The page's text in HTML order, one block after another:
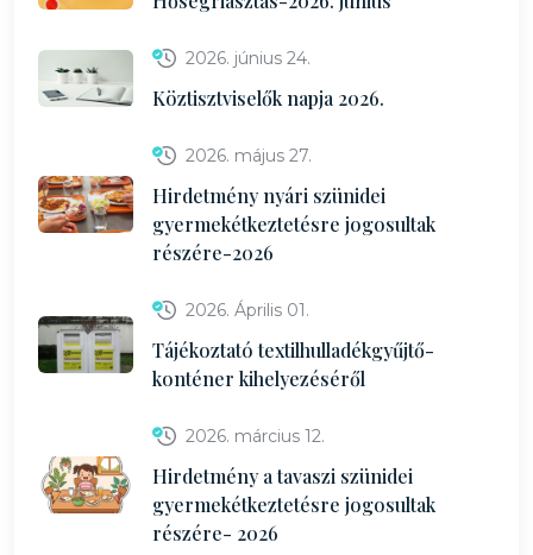
2026. június 24.
Köztisztviselők napja 2026.
2026. május 27.
Hirdetmény nyári szünidei
gyermekétkeztetésre jogosultak
részére-2026
2026. Április 01.
Tájékoztató textilhulladékgyűjtő-
konténer kihelyezéséről
2026. március 12.
Hirdetmény a tavaszi szünidei
gyermekétkeztetésre jogosultak
részére- 2026